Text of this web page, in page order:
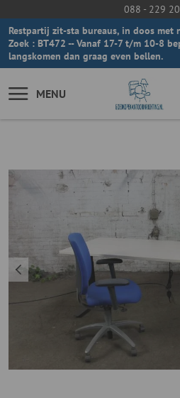
088 - 229
Restpartij zit-sta bureaus, in doos met
Zoek : BT472 -- Vanaf 17-7 t/m 10-8
langskomen dan graag even bellen.
MENU